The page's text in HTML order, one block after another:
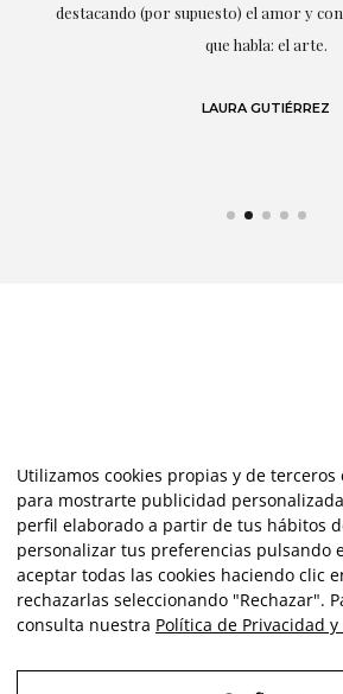
destacando (por supuesto) el amor y
que habla: el arte.
LAURA GUTIÉRREZ
Utilizamos cookies propias y de
para mostrarte publicidad
perfil elaborado a partir de tus hábitos
personalizar tus preferencias pulsando
aceptar todas las cookies haciendo clic
rechazarlas seleccionando "Rechazar".
consulta nuestra Política de Privacidad y